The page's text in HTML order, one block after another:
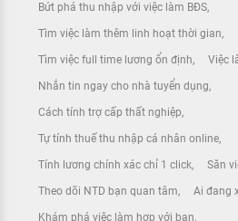
Bứt phá thu nhập với việc làm BĐS
Tìm việc làm thêm linh hoạt thời gian
Tìm việc full time lương ổn định Việc
Nhắn tin ngay cho nhà tuyển dụng
Cách tính trợ cấp thất nghiệp
Tự tính thuế thu nhập cá nhân online
Tính lương chính xác chỉ 1 click Săn
Theo dõi NTD bạn quan tâm Ai đang
Khám phá việc làm hợp với bạn